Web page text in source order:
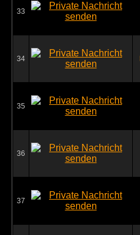
33
34
35
36
37